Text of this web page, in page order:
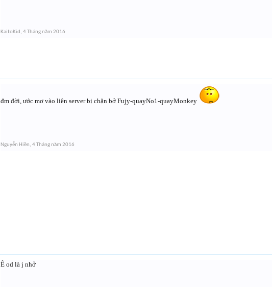
KaitoKid , 4 Tháng năm 2016
đm đời, ước mơ vào liên server bị chặn bở Fujy-quayNo1-quayMonkey
Nguyễn Hiền, 4 Tháng năm 2016
Ê od là j nhở